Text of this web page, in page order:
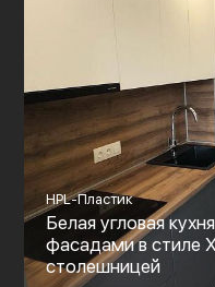
HPL-Пластик
Белая угловая
фасадами в стиле
столешницей